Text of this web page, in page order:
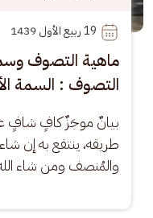
19
التصوف : السمة
بيانٌ موجَزٌ كافٍ شافٍ
طريقه، ينتفع به إن
والمُنصف ومن شاء